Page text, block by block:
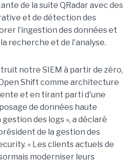
de la suite QRadar avec des
et de détection des
l’ingestion des données et
recherche et de l'analyse.
notre SIEM à partir de zéro,
Shift comme architecture
et en tirant parti d'une
de données haute
des logs », a déclaré
de la gestion des
« Les clients actuels de
moderniser leurs